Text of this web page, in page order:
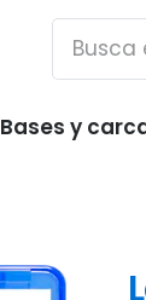
Bases y